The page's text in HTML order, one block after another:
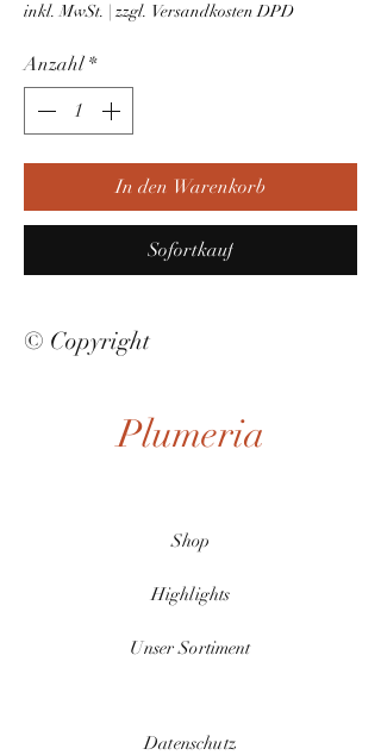
inkl. MwSt. | zzgl. Versandkosten DPD
Anzahl *
In den Warenkorb
Sofortkauf
© Copyright
Plumeria
Shop
Highlights
Unser Sortiment
Datenschutz